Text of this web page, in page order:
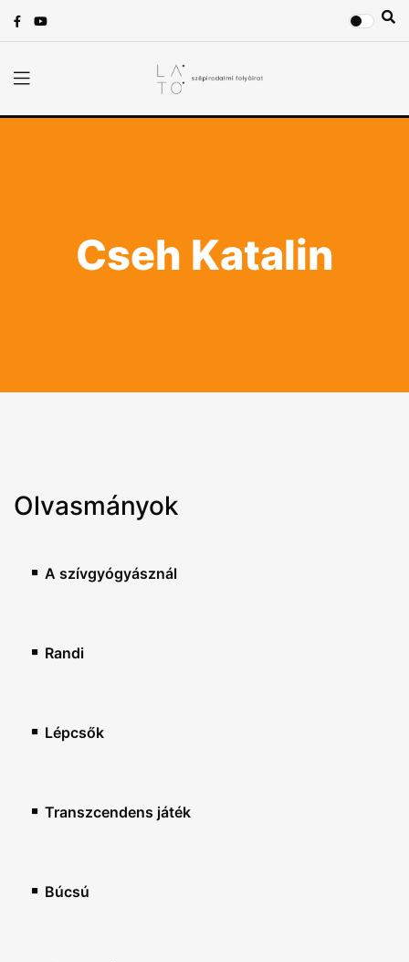
Cseh Katalin
Olvasmányok
A szívgyógyásznál
Randi
Lépcsők
Transzcendens játék
Búcsú